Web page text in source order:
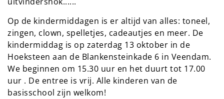
Op de kindermiddagen is er altijd van alles: toneel,
zingen, clown, spelletjes, cadeautjes en meer. De
kindermiddag is op zaterdag 13 oktober in de
Hoeksteen aan de Blankensteinkade 6 in Veendam.
We beginnen om 15.30 uur en het duurt tot 17.00
uur . De entree is vrij. Alle kinderen van de
basisschool zijn welkom!